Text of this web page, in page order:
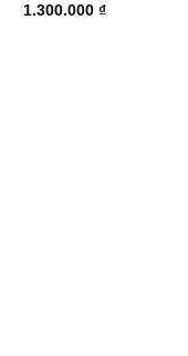
1.300.000 ₫